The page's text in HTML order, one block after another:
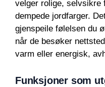
velger rolige, selvsikre
dempede jordfarger.
gjenspeile følelsen du
når de besøker
varm eller energisk,
Funksjoner som